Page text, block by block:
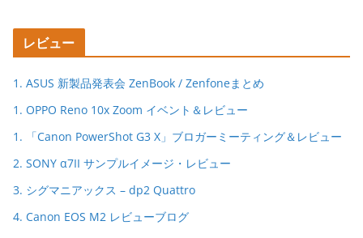
レビュー
1. ASUS 新製品発表会 ZenBook / Zenfoneまとめ
1. OPPO Reno 10x Zoom イベント＆レビュー
1. 「Canon PowerShot G3 X」ブロガーミーティング＆レビュー
2. SONY α7II サンプルイメージ・レビュー
3. シグマニアックス – dp2 Quattro
4. Canon EOS M2 レビューブログ